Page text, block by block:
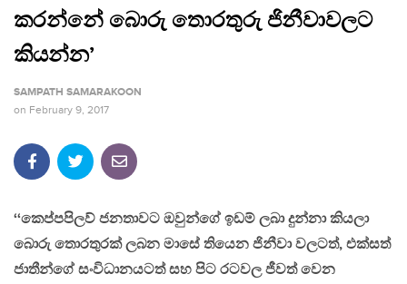
කරන්නේ බොරු තොරතුරු ජිනීවාවලට
කියන්න’
SAMPATH SAMARAKOON
on February 9, 2017
‘‘කෙප්පපිලව් ජනතාවට ඔවුන්ගේ ඉඩම් ලබා දුන්නා කියලා
බොරු තොරතුරක් ලබන මාසේ තියෙන ජිනීවා වලටත්, එක්සත්
ජාතීන්ගේ සංවිධානයටත් සහ පිට රටවල ජීවත් වෙන